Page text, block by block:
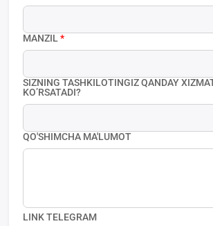
MANZIL*
SIZNING TASHKILOTINGIZ QANDAY
KO’RSATADI?
QO'SHIMCHA MA'LUMOT
LINK TELEGRAM